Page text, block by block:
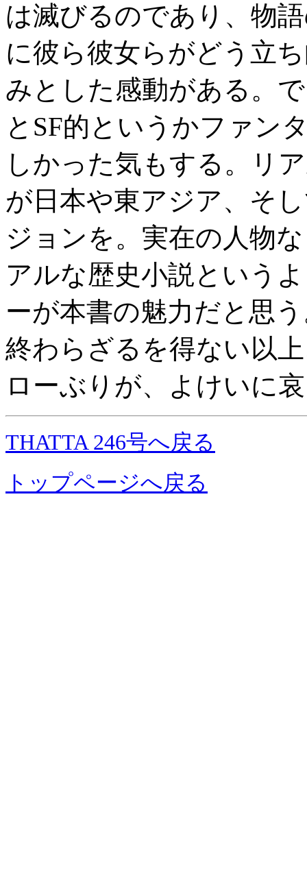
は滅びるのであり、物
に彼ら彼女らがどう立
みとした感動がある。
とSF的というかファン
しかった気もする。リ
が日本や東アジア、そ
ジョンを。実在の人物
アルな歴史小説という
ーが本書の魅力だと思
終わらざるを得ない以
ローぶりが、よけいに
THATTA 246号へ戻る
トップページへ戻る